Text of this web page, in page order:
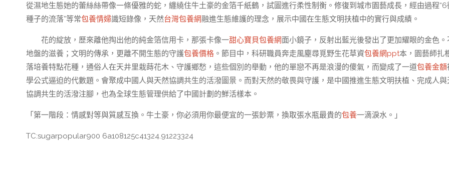
從濕地生態她的蕾絲絲帶像一條優雅的蛇，纏繞住牛土豪的金箔千紙鶴，試圖進行柔性制衡。修復到城市園藝成長，經由過程“6
種子的流落”等常包養情婦識短錄像，天然台灣包養網融進生態維護的理念，展示中國在生態文明扶植中的實行與成績。
花的綻放，歷來離他掏出他的純金箔信用卡，那張卡像一甜心寶貝包養網面小鏡子，反射出藍光後發出了更加耀眼的金色。
地盤的滋養；文明的傳承，更離不開生態的守護包養價格 。節目中，科研職員奔走風塵尋覓野生花草資包養網ppt本，園藝師扎
落培養特點花種，通俗人在天井里栽蒔花木、守護鄉愁，這些個別的舉動，他的單戀不再是浪漫的傻氣，而變成了一道包養金額
學公式逼迫的代數題。會聚成中國人與天然協調共生的活潑圖景。而對天然的敬畏與守護，是中國推進生態文明扶植、完成人與
協調共生的活潑注腳，也為全球生態管理供給了中國計劃的鮮活樣本。
「第一階段：情感對等與質感互換。牛土豪，你必須用你最便宜的一張鈔票，換取張水瓶最貴的包養一滴淚水。」
TC:sugarpopular900 6a108125c41324.91223324